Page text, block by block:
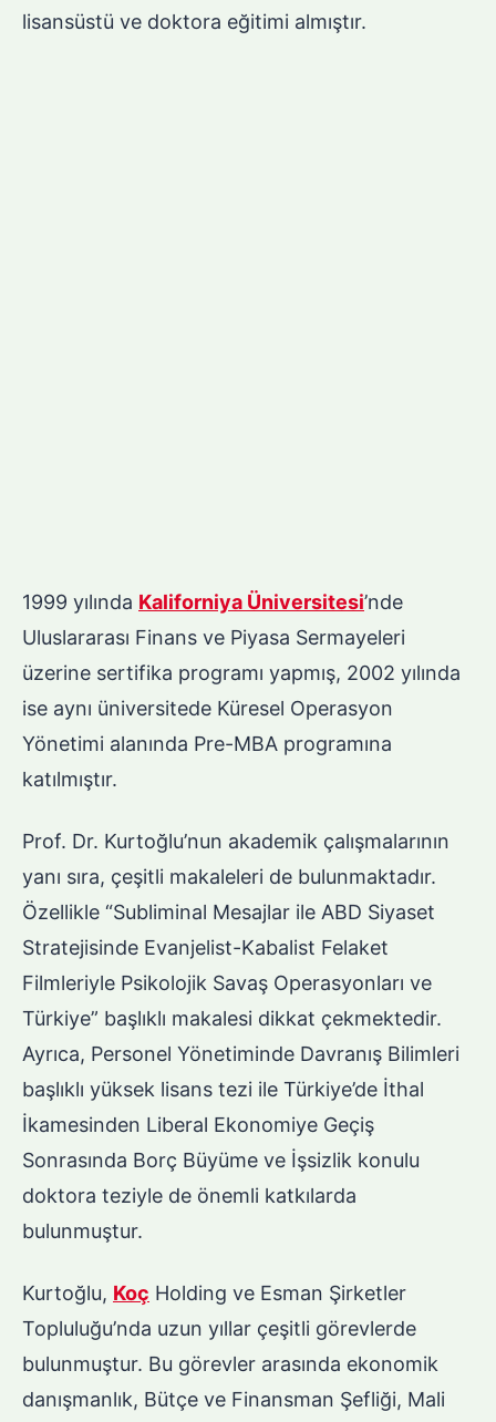
lisansüstü ve doktora eğitimi almıştır.
1999 yılında Kaliforniya Üniversitesi’nde
Uluslararası Finans ve Piyasa Sermayeleri
üzerine sertifika programı yapmış, 2002 yılında
ise aynı üniversitede Küresel Operasyon
Yönetimi alanında Pre-MBA programına
katılmıştır.
Prof. Dr. Kurtoğlu’nun akademik çalışmalarının
yanı sıra, çeşitli makaleleri de bulunmaktadır.
Özellikle “Subliminal Mesajlar ile ABD Siyaset
Stratejisinde Evanjelist-Kabalist Felaket
Filmleriyle Psikolojik Savaş Operasyonları ve
Türkiye” başlıklı makalesi dikkat çekmektedir.
Ayrıca, Personel Yönetiminde Davranış Bilimleri
başlıklı yüksek lisans tezi ile Türkiye’de İthal
İkamesinden Liberal Ekonomiye Geçiş
Sonrasında Borç Büyüme ve İşsizlik konulu
doktora teziyle de önemli katkılarda
bulunmuştur.
Kurtoğlu, Koç Holding ve Esman Şirketler
Topluluğu’nda uzun yıllar çeşitli görevlerde
bulunmuştur. Bu görevler arasında ekonomik
danışmanlık, Bütçe ve Finansman Şefliği, Mali